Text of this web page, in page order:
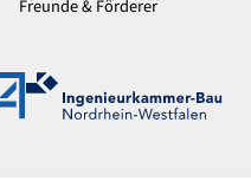
Freunde & Förderer